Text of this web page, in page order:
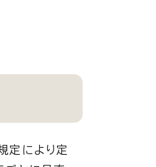
定により定